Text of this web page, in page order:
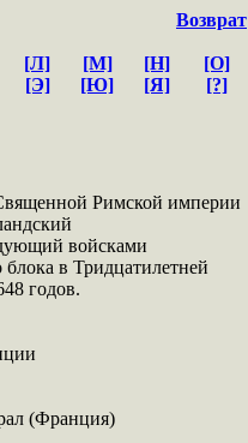
Возврат
[Л] [М] [Н]
[О]
[Э] [Ю] [Я] [?]
Римской империи
войсками
блока в Тридцатилетней
годов.
(Франция)